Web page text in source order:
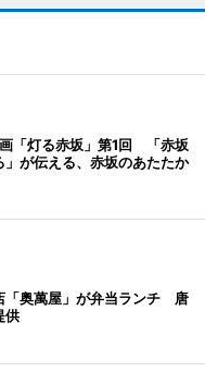
「灯る赤坂」第1回 「赤坂
」が伝える、赤坂のあたたか
「奥萬屋」が弁当ランチ 唐
供